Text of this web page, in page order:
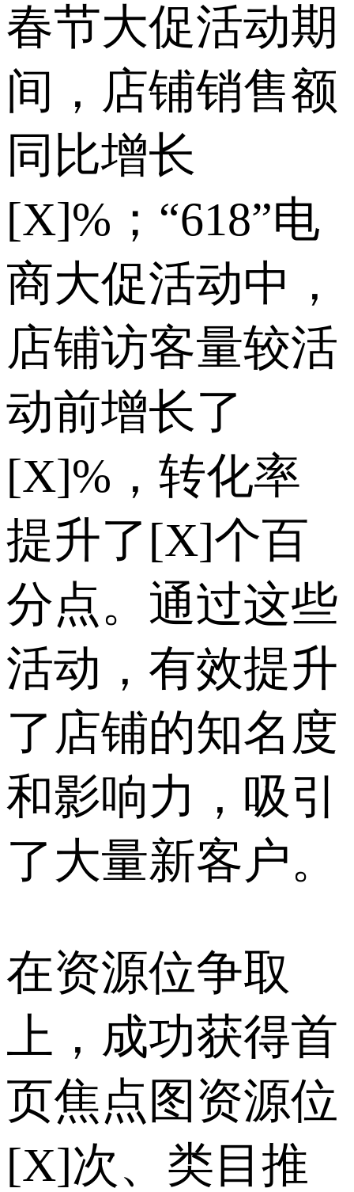
春节大促活动期
间，店铺销售额
同比增长
[X]%；“618”电
商大促活动中，
店铺访客量较活
动前增长了
[X]%，转化率
提升了[X]个百
分点。通过这些
活动，有效提升
了店铺的知名度
和影响力，吸引
了大量新客户。
在资源位争取
上，成功获得首
页焦点图资源位
[X]次、类目推